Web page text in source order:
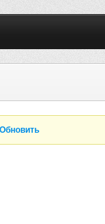
Обновить